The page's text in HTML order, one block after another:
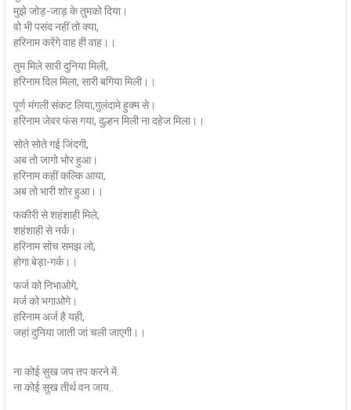
मुझे जोड़-जाड़ के तुमको दिया।
वो भी पसंद नहीं तो क्या,
हरिनाम करेंगे वाह ही वाह।।
तुम मिले सारी दुनिया मिली,
हरिनाम दिल मिला, सारी बगिया मिली।।
पूर्ण मंगली संकट लिया,गुलंदामे हुक्म से।
हरिनाम जेवर फंस गया, दुल्हन मिली ना दहेज मिला।।
सोते सोते गई जिंदगी,
अब तो जागो भोर हुआ।
हरिनाम कहीं कल्कि आया,
अब तो भारी शोर हुआ।।
फकीरी से शहंशाही मिले,
शहंशाही से नर्क।
हरिनाम सोच समझ लो,
होगा बेड़ा-गर्क।।
फर्ज को निभाओगे,
मर्ज को भगाओगे।
हरिनाम अर्ज है यही,
जहां दुनिया जाती जां चली जाएगी।।
ना कोई सुख जप तप करने में.
ना कोई सुख तीर्थ वन जाय..